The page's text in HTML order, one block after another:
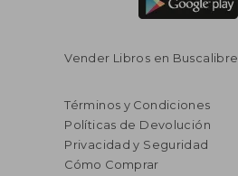
Vender Libros en Buscalibre
Términos y Condiciones
Políticas de Devolución
Privacidad y Seguridad
Cómo Comprar